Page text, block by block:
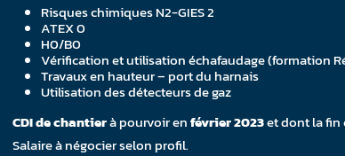
Risques chimiques N2-GIES 2
ATEX 0
H0/B0
Vérification et utilisation échafaudage (formation
Travaux en hauteur – port du harnais
Utilisation des détecteurs de gaz
CDI de chantierà pourvoir enfévrier 2023et dont la fin
Salaire à négocier selon profil.